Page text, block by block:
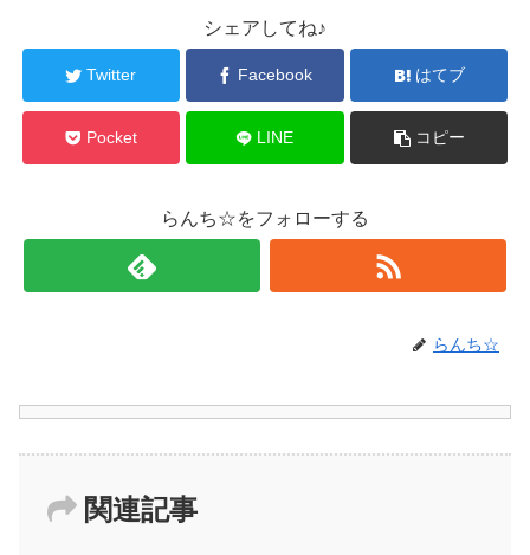
シェアしてね♪
Twitter Facebook はてブ
Pocket LINE コピー
らんち☆をフォローする
らんち☆
関連記事